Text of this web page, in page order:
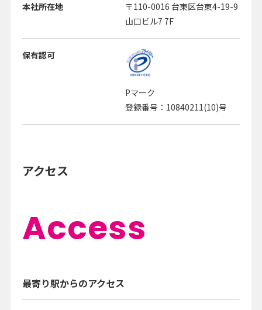
本社所在地
〒110-0016 台東区台東4-19-9
山口ビル7 7F
保有認可
Pマーク
登録番号：10840211(10)号
アクセス
Access
最寄り駅からのアクセス